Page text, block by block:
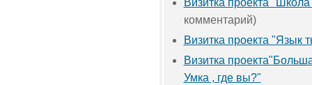
Визитка проекта
комментарий)
Визитка проекта "Язык
Визитка
Умка , где вы?"